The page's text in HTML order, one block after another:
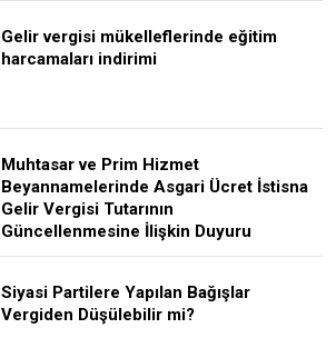
Gelir vergisi mükelleflerinde eğitim
harcamaları indirimi
Muhtasar ve Prim Hizmet
Beyannamelerinde Asgari Ücret İstisna
Gelir Vergisi Tutarının
Güncellenmesine İlişkin Duyuru
Siyasi Partilere Yapılan Bağışlar
Vergiden Düşülebilir mi?